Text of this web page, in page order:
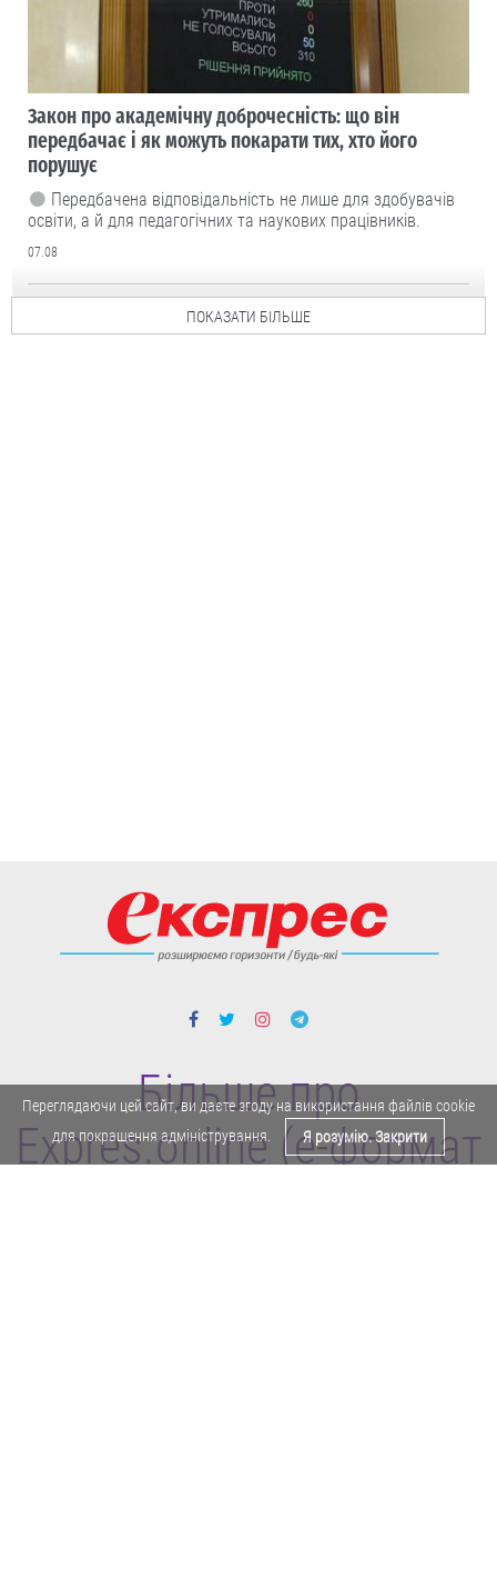
Закон про академічну доброчесність: що він
передбачає і як можуть покарати тих, хто його
порушує
Передбачена відповідальність не лише для здобувачів
освіти, а й для педагогічних та наукових працівників.
07.08
ПОКАЗАТИ БІЛЬШЕ
Більше про
Expres.online (e-формат
Переглядаючи цей сайт, ви даєте згоду на використання файлів cookie
для покращення адміністрування.
Я розумію. Закрити